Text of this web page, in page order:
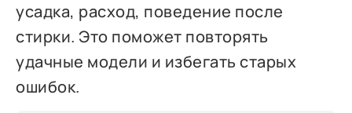
усадка, расход, поведение после
стирки. Это поможет повторять
удачные модели и избегать старых
ошибок.